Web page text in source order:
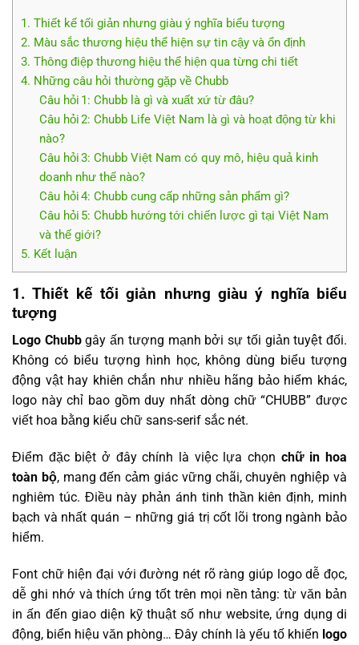
1. Thiết kế tối giản nhưng giàu ý nghĩa biểu tượng
2. Màu sắc thương hiệu thể hiện sự tin cậy và ổn định
3. Thông điệp thương hiệu thể hiện qua từng chi tiết
4. Những câu hỏi thường gặp về Chubb
Câu hỏi 1: Chubb là gì và xuất xứ từ đâu?
Câu hỏi 2: Chubb Life Việt Nam là gì và hoạt động từ khi
nào?
Câu hỏi 3: Chubb Việt Nam có quy mô, hiệu quả kinh
doanh như thế nào?
Câu hỏi 4: Chubb cung cấp những sản phẩm gì?
Câu hỏi 5: Chubb hướng tới chiến lược gì tại Việt Nam
và thế giới?
5. Kết luận
1. Thiết kế tối giản nhưng giàu ý nghĩa biểu
tượng
Logo Chubbgây ấn tượng mạnh bởi sự tối giản tuyệt đối.
Không có biểu tượng hình học, không dùng biểu tượng
động vật hay khiên chắn như nhiều hãng bảo hiểm khác,
logo này chỉ bao gồm duy nhất dòng chữ “CHUBB” được
viết hoa bằng kiểu chữ sans-serif sắc nét.
Điểm đặc biệt ở đây chính là việc lựa chọn chữ in hoa
toàn bộ, mang đến cảm giác vững chãi, chuyên nghiệp và
nghiêm túc. Điều này phản ánh tinh thần kiên định, minh
bạch và nhất quán – những giá trị cốt lõi trong ngành bảo
hiểm.
Font chữ hiện đại với đường nét rõ ràng giúp logo dễ đọc,
dễ ghi nhớ và thích ứng tốt trên mọi nền tảng: từ văn bản
in ấn đến giao diện kỹ thuật số như website, ứng dụng di
động, biển hiệu văn phòng… Đây chính là yếu tố khiến logo